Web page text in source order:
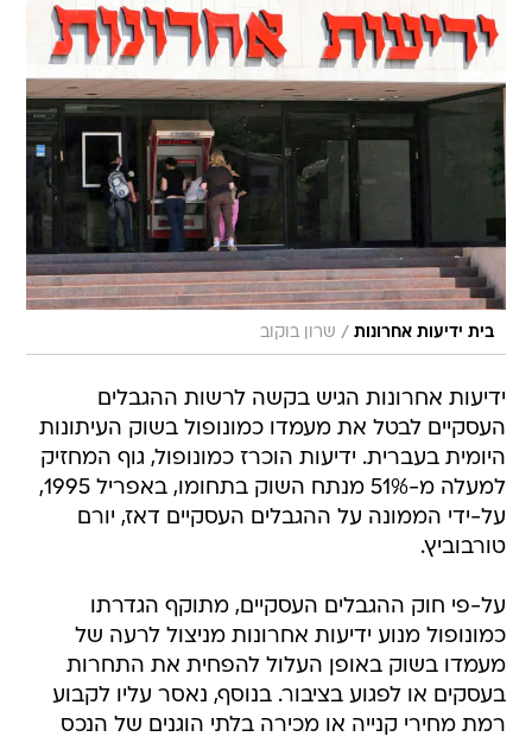
בית ידיעות אחרונות / שרון בוקוב
ידיעות אחרונות הגיש בקשה לרשות ההגבלים
העסקיים לבטל את מעמדו כמונופול בשוק העיתונות
היומית בעברית. ידיעות הוכרז כמונופול, גוף המחזיק
למעלה מ-51% מנתח השוק בתחומו, באפריל 1995,
על-ידי הממונה על ההגבלים העסקיים דאז, יורם
טורבוביץ.
על-פי חוק ההגבלים העסקיים, מתוקף הגדרתו
כמונופול מנוע ידיעות אחרונות מניצול לרעה של
מעמדו בשוק באופן העלול להפחית את התחרות
בעסקים או לפגוע בציבור. בנוסף, נאסר עליו לקבוע
רמת מחירי קנייה או מכירה בלתי הוגנים של הנכס